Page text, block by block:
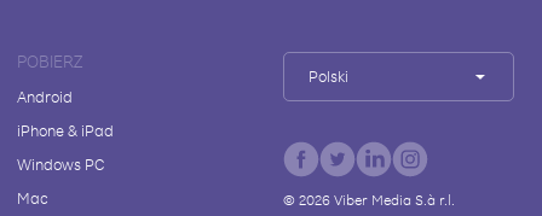
POBIERZ
Android
iPhone & iPad
Windows PC
Mac
Polski
© 2026Viber Media S.à r.l.